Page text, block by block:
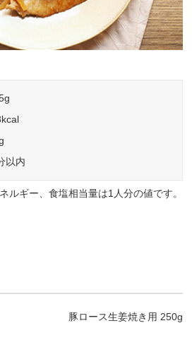
以内
ルギー、食塩相当量は1人分の値です。
豚ロース生姜焼き用 250g